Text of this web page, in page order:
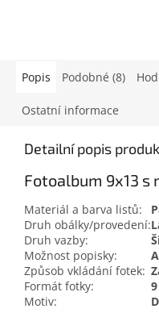
Popis Podobné (8)
Ostatní informace
Detailní popis
Fotoalbum 9x13 s
Materiál a barva listů:
Druh obálky/provedení:
Druh vazby:
Možnost popisky:
Způsob vkládání fotek:
Formát fotky:
Motiv: